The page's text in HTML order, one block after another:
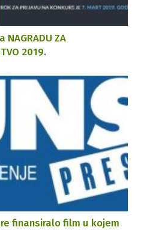
NAGRADU ZA
2019.
finansiralo film u kojem